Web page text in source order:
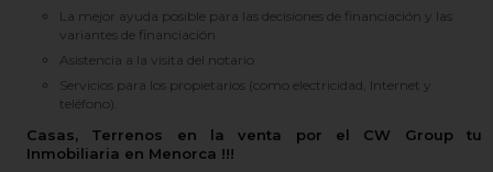
La mejor ayuda posible para las decisiones de financiación y las
variantes de financiación
Asistencia a la visita del notario
Servicios para los propietarios (como electricidad, Internet y
teléfono).
Casas, Terrenos en la venta por el CW Group tu
Inmobiliaria en Menorca !!!